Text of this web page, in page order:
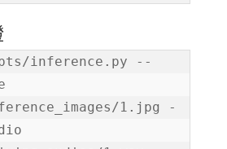
inference.py --
1.jpg -